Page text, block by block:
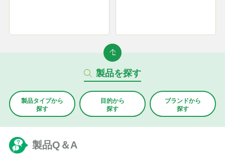
製品を探す
製品タイプから
探す
目的から
探す
ブランドから
探す
製品Q＆A